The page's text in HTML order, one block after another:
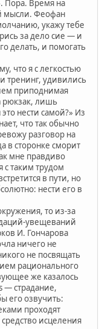
Пора. Время на
мысли. Феофан
укажу тебе
за дело сие — и
делать, и помогать
что я с легкостью
тренинг, удивились
приподнимая
рюкзак, лишь
нести самой?» Из
что так обычно
разговор на
в сторонке сморит
мне правдиво
с таким трудом
в пути, но
нести его в
то из-за
увещеваний
И. Гончарова
ничего не
не посвящать
рационального
же казалось
— страдание,
его озвучить:
проходят
исцеления